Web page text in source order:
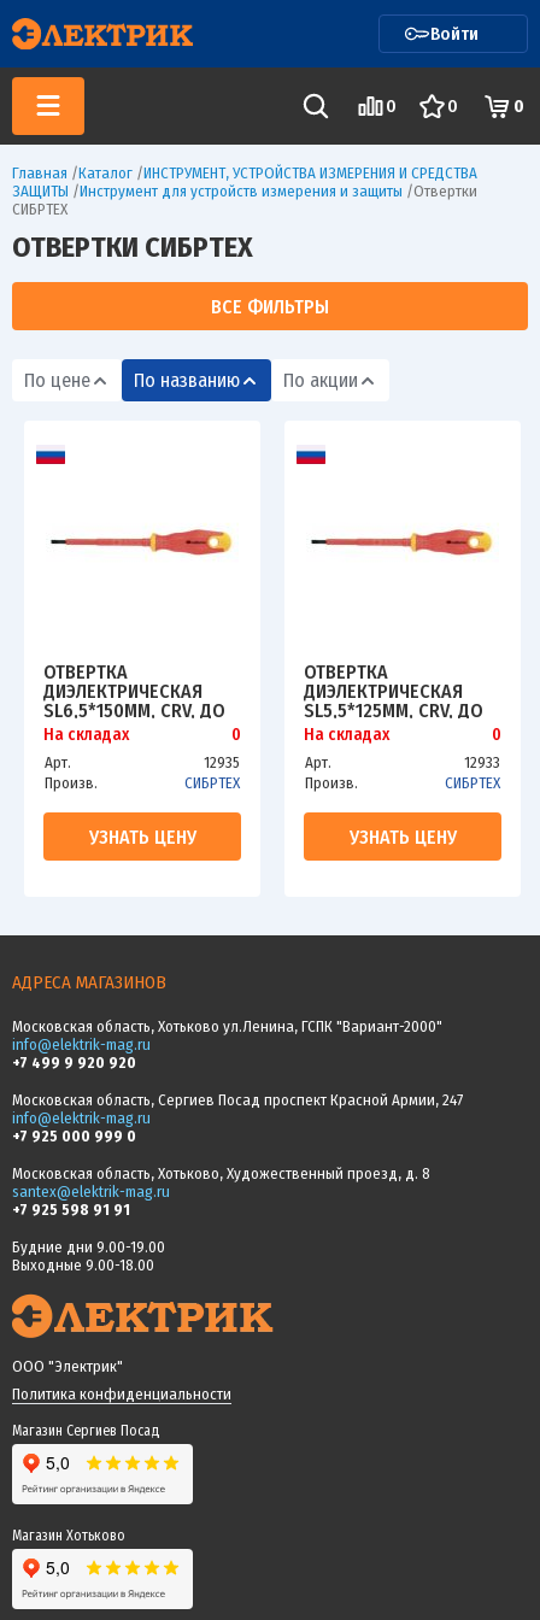
Войти
0 0 0
Главная /Каталог /ИНСТРУМЕНТ, УСТРОЙСТВА ИЗМЕРЕНИЯ И СРЕДСТВА
ЗАЩИТЫ /Инструмент для устройств измерения и защиты /Отвертки
СИБРТЕХ
ОТВЕРТКИ СИБРТЕХ
ВСЕ ФИЛЬТРЫ
По цене По названию По акции
ОТВЕРТКА
ДИЭЛЕКТРИЧЕСКАЯ
SL6,5*150MM, CRV, ДО
1000В,
ДВУХКОМПОНЕНТНАЯ
РУКОЯТКА, СИБРТЕХ,
12935
На складах 0
Арт.
12935
Произв.
СИБРТЕХ
УЗНАТЬ ЦЕНУ
ОТВЕРТКА
ДИЭЛЕКТРИЧЕСКАЯ
SL5,5*125MM, CRV, ДО
1000В,
ДВУХКОМПОНЕНТНАЯ
РУКОЯТКА, СИБРТЕХ,
12933
На складах 0
Арт.
12933
Произв.
СИБРТЕХ
УЗНАТЬ ЦЕНУ
АДРЕСА МАГАЗИНОВ
Московская область, Хотьково ул.Ленина, ГСПК "Вариант-2000"
info@elektrik-mag.ru
+7 499 9 920 920
Московская область, Сергиев Посад проспект Красной Армии, 247
info@elektrik-mag.ru
+7 925 000 999 0
Московская область, Хотьково, Художественный проезд, д. 8
santex@elektrik-mag.ru
+7 925 598 91 91
Будние дни 9.00-19.00
Выходные 9.00-18.00
ООО "Электрик"
Политика конфиденциальности
Магазин Сергиев Посад
Магазин Хотьково